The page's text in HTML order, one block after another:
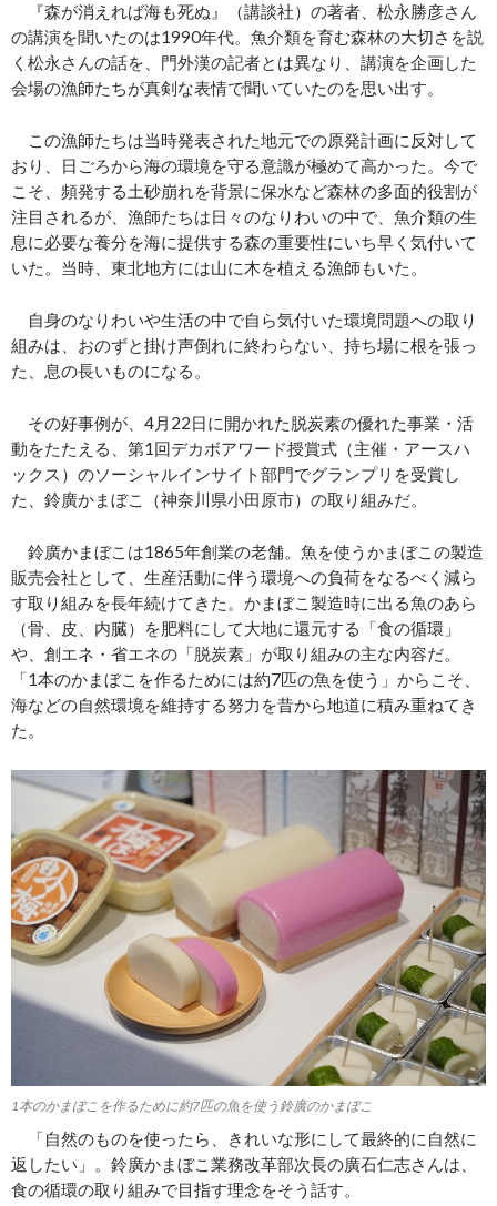
『森が消えれば海も死ぬ』（講談社）の著者、松永勝彦さん
の講演を聞いたのは1990年代。魚介類を育む森林の大切さを説
く松永さんの話を、門外漢の記者とは異なり、講演を企画した
会場の漁師たちが真剣な表情で聞いていたのを思い出す。
この漁師たちは当時発表された地元での原発計画に反対して
おり、日ごろから海の環境を守る意識が極めて高かった。今で
こそ、頻発する土砂崩れを背景に保水など森林の多面的役割が
注目されるが、漁師たちは日々のなりわいの中で、魚介類の生
息に必要な養分を海に提供する森の重要性にいち早く気付いて
いた。当時、東北地方には山に木を植える漁師もいた。
自身のなりわいや生活の中で自ら気付いた環境問題への取り
組みは、おのずと掛け声倒れに終わらない、持ち場に根を張っ
た、息の長いものになる。
その好事例が、4月22日に開かれた脱炭素の優れた事業・活
動をたたえる、第1回デカボアワード授賞式（主催・アースハ
ックス）のソーシャルインサイト部門でグランプリを受賞し
た、鈴廣かまぼこ（神奈川県小田原市）の取り組みだ。
鈴廣かまぼこは1865年創業の老舗。魚を使うかまぼこの製造
販売会社として、生産活動に伴う環境への負荷をなるべく減ら
す取り組みを長年続けてきた。かまぼこ製造時に出る魚のあら
（骨、皮、内臓）を肥料にして大地に還元する「食の循環」
や、創エネ・省エネの「脱炭素」が取り組みの主な内容だ。
「1本のかまぼこを作るためには約7匹の魚を使う」からこそ、
海などの自然環境を維持する努力を昔から地道に積み重ねてき
た。
1本のかまぼこを作るために約7匹の魚を使う鈴廣のかまぼこ
「自然のものを使ったら、きれいな形にして最終的に自然に
返したい」。鈴廣かまぼこ業務改革部次長の廣石仁志さんは、
食の循環の取り組みで目指す理念をそう話す。